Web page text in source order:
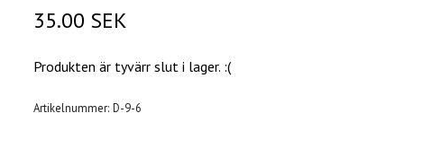
35.00 SEK
Produkten är tyvärr slut i lager. :(
Artikelnummer: D-9-6